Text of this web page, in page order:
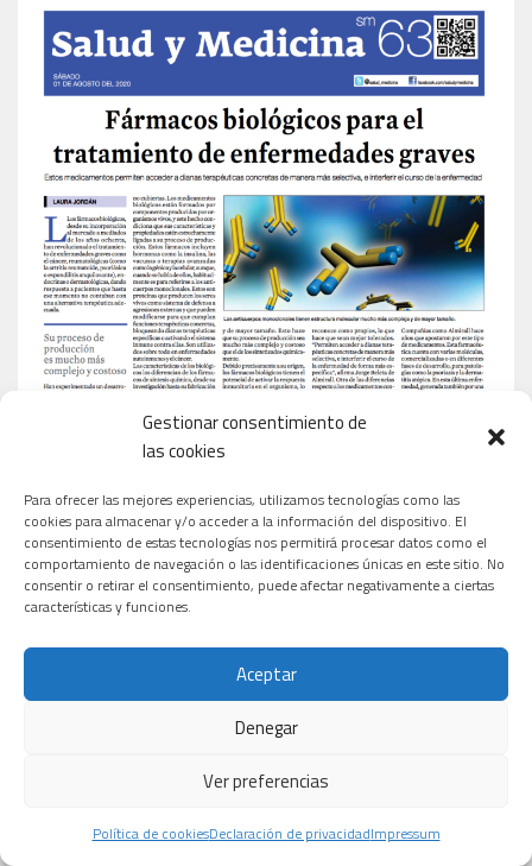
Gestionar consentimiento de
las cookies
Para ofrecer las mejores experiencias, utilizamos tecnologías como las
cookies para almacenar y/o acceder a la información del dispositivo. El
consentimiento de estas tecnologías nos permitirá procesar datos como el
comportamiento de navegación o las identificaciones únicas en este sitio. No
consentir o retirar el consentimiento, puede afectar negativamente a ciertas
características y funciones.
Aceptar
Denegar
Ver preferencias
Política de cookiesDeclaración de privacidadImpressum